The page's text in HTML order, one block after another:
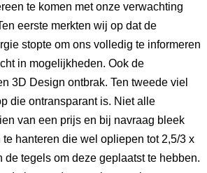
te komen met onze verwachting
eerste merkten wij op dat de
stopte om ons volledig te informeren
in mogelijkheden. Ook de
3D Design ontbrak. Ten tweede viel
die ontransparant is. Niet alle
van een prijs en bij navraag bleek
hanteren die wel opliepen tot 2,5/3 x
de tegels om deze geplaatst te hebben.